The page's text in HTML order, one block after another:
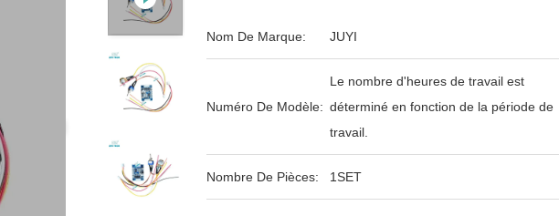
Nom De Marque: JUYI
Numéro De Modèle:
Le nombre d'heures de travail est
déterminé en fonction de la période de
travail.
Nombre De Pièces: 1SET